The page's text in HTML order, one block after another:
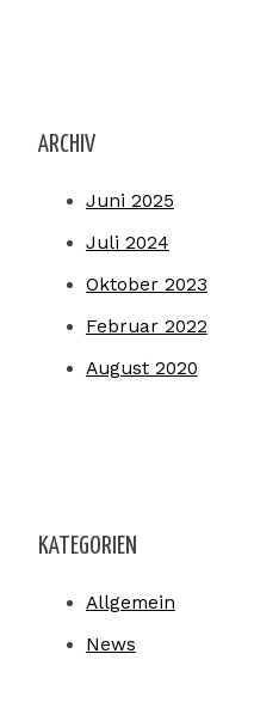
ARCHIV
Juni 2025
Juli 2024
Oktober 2023
Februar 2022
August 2020
KATEGORIEN
Allgemein
News